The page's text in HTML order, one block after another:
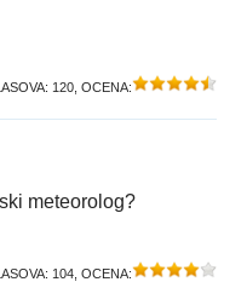
120 , OCENA:
meteorolog?
104 , OCENA: